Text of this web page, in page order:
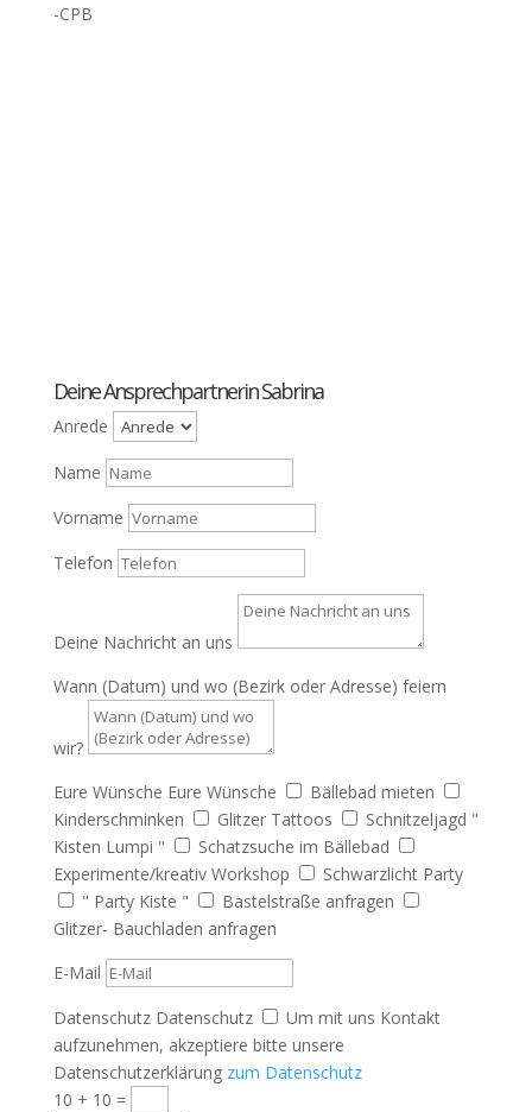
-CPB
Deine Ansprechpartnerin Sabrina
Anrede
Name
Vorname
Telefon
Deine Nachricht an uns
Wann (Datum) und wo (Bezirk oder Adresse) feiern
wir?
Eure Wünsche Eure Wünsche
Bällebad mieten
Kinderschminken
Glitzer Tattoos
Schnitzeljagd "
Kisten Lumpi "
Schatzsuche im Bällebad
Experimente/kreativ Workshop
Schwarzlicht Party
" Party Kiste "
Bastelstraße anfragen
Glitzer- Bauchladen anfragen
E-Mail
Datenschutz Datenschutz
Um mit uns Kontakt
aufzunehmen, akzeptiere bitte unsere
Datenschutzerklärung zum Datenschutz
10 + 10 =